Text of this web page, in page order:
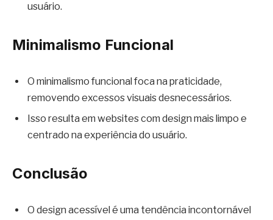
usuário.
Minimalismo Funcional
O minimalismo funcional foca na praticidade,
removendo excessos visuais desnecessários.
Isso resulta em websites com design mais limpo e
centrado na experiência do usuário.
Conclusão
O design acessível é uma tendência incontornável